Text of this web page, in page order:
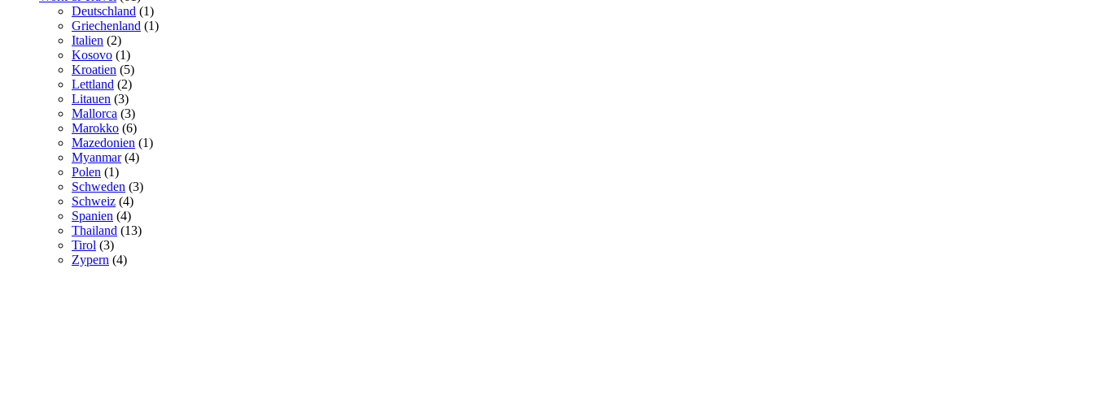
Deutschland (1)
Griechenland (1)
Italien (2)
Kosovo (1)
Kroatien (5)
Lettland (2)
Litauen (3)
Mallorca (3)
Marokko (6)
Mazedonien (1)
Myanmar(4)
Polen (1)
Schweden (3)
Schweiz (4)
Spanien (4)
Thailand (13)
Tirol (3)
Zypern (4)